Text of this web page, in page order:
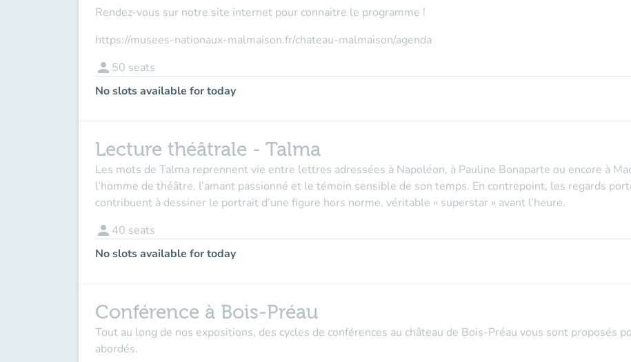
Rendez-vous sur notre site internet pour connaitre le programme !
https://musees-nationaux-malmaison.fr/chateau-malmaison/agenda
person 50 seats
No slots available for today
Lecture théâtrale - Talma
Les mots de Talma reprennent vie entre lettres adressées à Napoléon, à Pauline Bonaparte ou encore à
l’homme de théâtre, l’amant passionné et le témoin sensible de son temps. En contrepoint, les regards
contribuent à dessiner le portrait d’une figure hors norme, véritable « superstar » avant l’heure.
person 40 seats
No slots available for today
Conférence à Bois-Préau
Tout au long de nos expositions, des cycles de conférences au château de Bois-Préau vous sont proposés
abordés.